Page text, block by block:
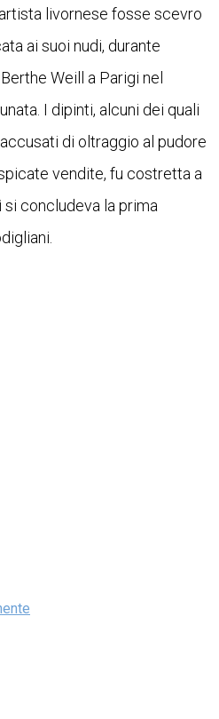
livornese fosse scevro
ai suoi nudi, durante
Weill a Parigi nel
I dipinti, alcuni dei quali
di oltraggio al pudore
vendite, fu costretta a
concludeva la prima